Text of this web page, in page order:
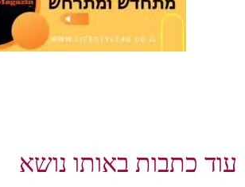
כתבות באותו נושא